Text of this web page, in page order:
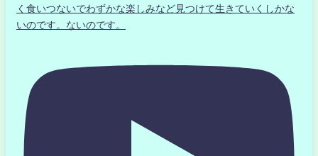
く食いつないでわずかな楽しみなど見つけて生きていくしかな
いのです。ないのです。